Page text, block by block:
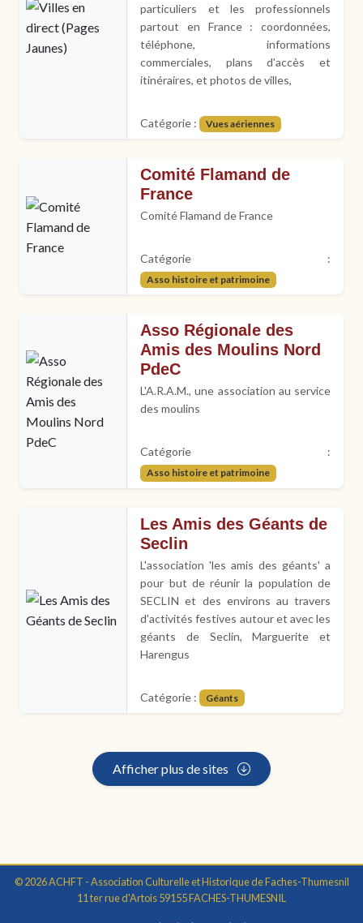
particuliers et les professionnels
partout en France : coordonnées,
téléphone, informations
commerciales, plans d'accès et
itinéraires, et photos de villes,
Catégorie : Vues aériennes
Comité Flamand de
France
Comité Flamand de France
Catégorie :
Asso histoire et patrimoine
Asso Régionale des
Amis des Moulins Nord
PdeC
L'A.R.A.M., une association au service
des moulins
Catégorie :
Asso histoire et patrimoine
Les Amis des Géants de
Seclin
L'association 'les amis des géants' a
pour but de réunir la population de
SECLIN et des environs au travers
d'activités festives autour et avec les
géants de Seclin, Marguerite et
Harengus
Catégorie : Géants
Afficher plus de sites
© 2026 ACHFT - Association Culturelle et Historique de Faches-Thumesnil
11 ter rue d'Artois 59155 FACHES-THUMESNIL